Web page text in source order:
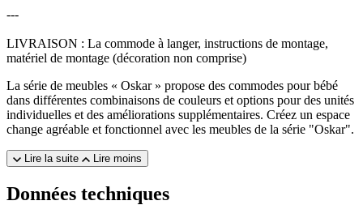
---
LIVRAISON : La commode à langer, instructions de montage,
matériel de montage (décoration non comprise)
La série de meubles « Oskar » propose des commodes pour bébé
dans différentes combinaisons de couleurs et options pour des unités
individuelles et des améliorations supplémentaires. Créez un espace
change agréable et fonctionnel avec les meubles de la série "Oskar".
Lire la suite Lire moins
Données techniques